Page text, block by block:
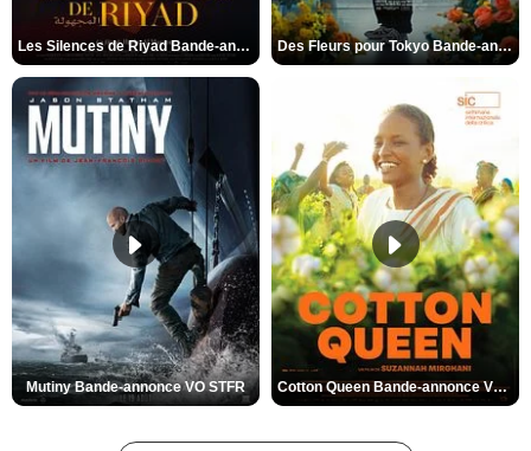
Les Silences de Riyad Bande-annonce VO STFR Des Fleurs pour Tokyo Bande-annonce VO STFR
Mutiny Bande-annonce VO STFR Cotton Queen Bande-annonce VO STFR